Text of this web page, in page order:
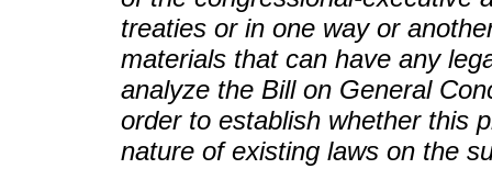
treaties or in one way or
materials that can have any
analyze the Bill on General
order to establish whether this
nature of existing laws on the